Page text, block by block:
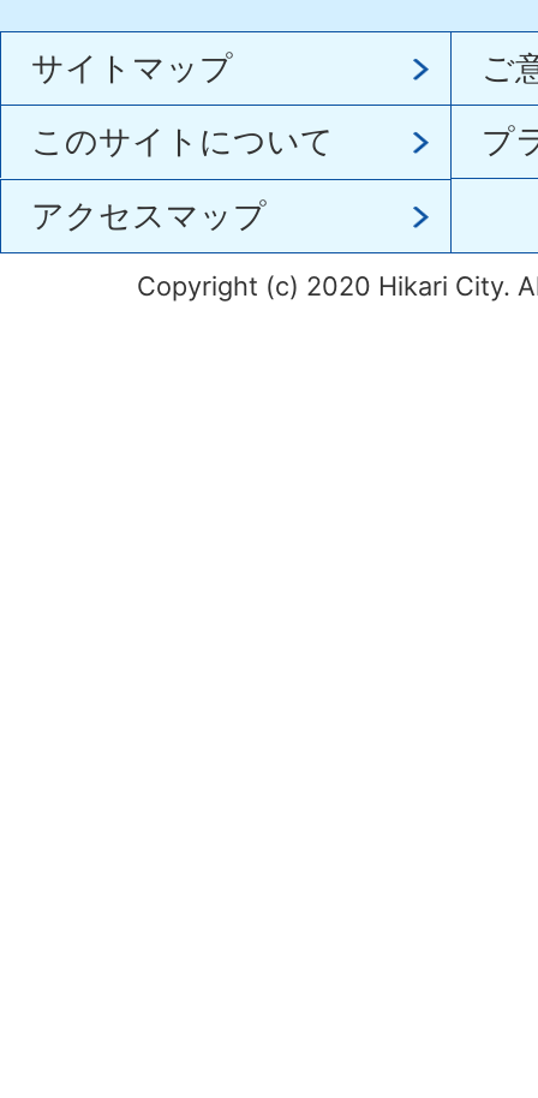
サイトマップ
ご
このサイトについて
プ
アクセスマップ
Copyright (c) 2020 Hikari City.